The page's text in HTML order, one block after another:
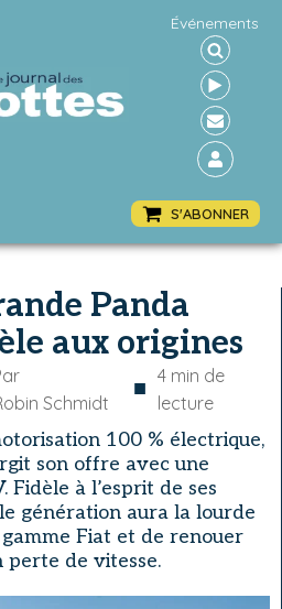
Événements
S'ABONNER
Panda
aux origines
Schmidt
■ 4 min de
lecture
100 % électrique,
son offre avec une
à l’esprit de ses
génération aura la lourde
Fiat et de renouer
perte de vitesse.